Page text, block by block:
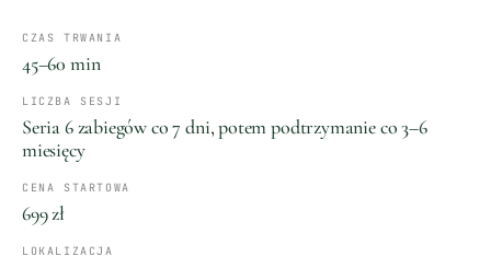
CZAS TRWANIA
45–60 min
LICZBA SESJI
Seria 6 zabiegów co 7 dni, potem podtrzymanie co 3–6
miesięcy
CENA STARTOWA
699 zł
LOKALIZACJA